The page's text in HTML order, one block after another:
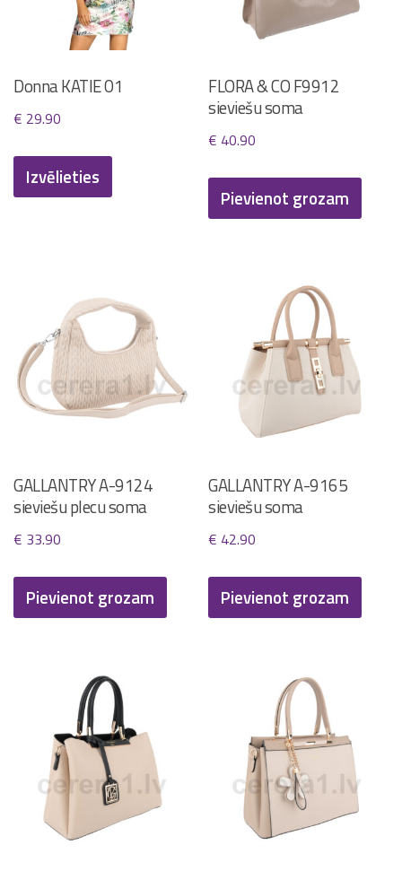
Donna KATIE 01
€ 29.90
Izvēlieties
This
options
may
be
chosen
on
product
page
FLORA & CO F9912
sieviešu soma
€ 40.90
Pievienot grozam
GALLANTRY A-9124
sieviešu plecu soma
€ 33.90
Pievienot grozam
GALLANTRY A-9165
sieviešu soma
€ 42.90
Pievienot grozam